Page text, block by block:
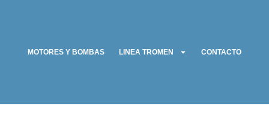
MOTORES Y BOMBAS LINEA TROMEN CONTACTO